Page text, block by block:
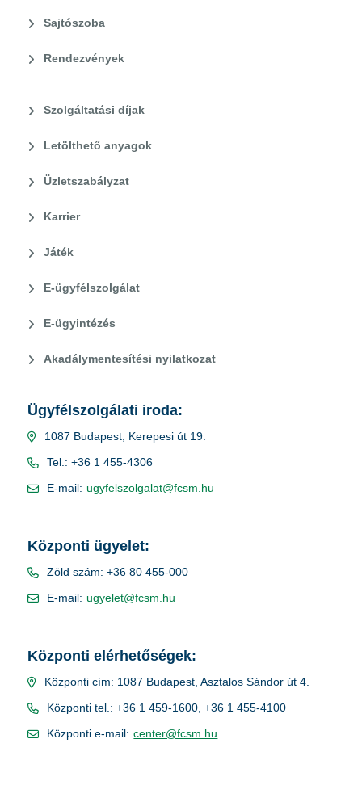
Sajtószoba
Rendezvények
Szolgáltatási díjak
Letölthető anyagok
Üzletszabályzat
Karrier
Játék
E-ügyfélszolgálat
E-ügyintézés
Akadálymentesítési nyilatkozat
Ügyfélszolgálati iroda:
1087 Budapest, Kerepesi út 19.
Tel.: +36 1 455-4306
E-mail: ugyfelszolgalat@fcsm.hu
Központi ügyelet:
Zöld szám: +36 80 455-000
E-mail: ugyelet@fcsm.hu
Központi elérhetőségek:
Központi cím: 1087 Budapest, Asztalos Sándor út 4.
Központi tel.: +36 1 459-1600, +36 1 455-4100
Központi e-mail: center@fcsm.hu